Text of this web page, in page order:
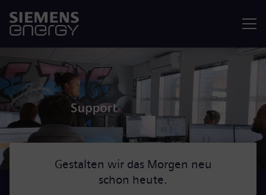
Gestalten wir das Morgen neu
schon heute.